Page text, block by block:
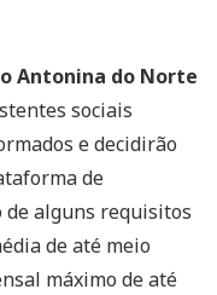
Antonina do Norte
sociais
e decidirão
de
de alguns requisitos
de até meio
máximo de até